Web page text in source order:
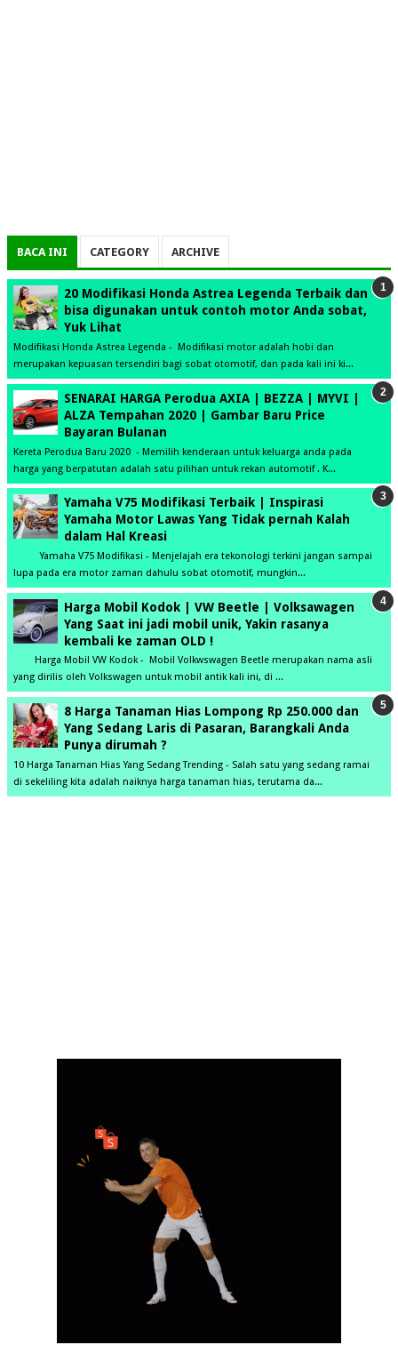
BACA INI CATEGORY ARCHIVE
20 Modifikasi Honda Astrea Legenda Terbaik dan
bisa digunakan untuk contoh motor Anda sobat,
Yuk Lihat
Modifikasi Honda Astrea Legenda - Modifikasi motor adalah hobi dan
merupakan kepuasan tersendiri bagi sobat otomotif, dan pada kali ini ki...
SENARAI HARGA Perodua AXIA | BEZZA | MYVI |
ALZA Tempahan 2020 | Gambar Baru Price
Bayaran Bulanan
Kereta Perodua Baru 2020 - Memilih kenderaan untuk keluarga anda pada
harga yang berpatutan adalah satu pilihan untuk rekan automotif . K...
Yamaha V75 Modifikasi Terbaik | Inspirasi
Yamaha Motor Lawas Yang Tidak pernah Kalah
dalam Hal Kreasi
Yamaha V75 Modifikasi - Menjelajah era tekonologi terkini jangan sampai
lupa pada era motor zaman dahulu sobat otomotif, mungkin...
Harga Mobil Kodok | VW Beetle | Volksawagen
Yang Saat ini jadi mobil unik, Yakin rasanya
kembali ke zaman OLD !
Harga Mobil VW Kodok - Mobil Volkwswagen Beetle merupakan nama asli
yang dirilis oleh Volkswagen untuk mobil antik kali ini, di ...
8 Harga Tanaman Hias Lompong Rp 250.000 dan
Yang Sedang Laris di Pasaran, Barangkali Anda
Punya dirumah ?
10 Harga Tanaman Hias Yang Sedang Trending - Salah satu yang sedang ramai
di sekeliling kita adalah naiknya harga tanaman hias, terutama da...